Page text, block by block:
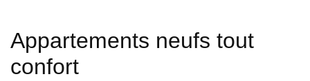
Appartements neufs tout
confort